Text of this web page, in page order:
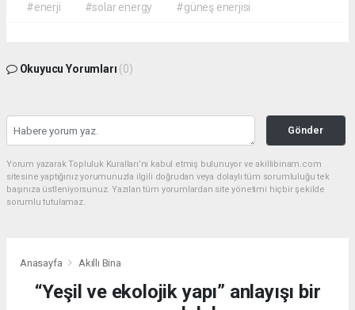
#enerji #solar energy #güneş enerjisi
Okuyucu Yorumları (0)
Gönder
Yorum yazarak Topluluk Kuralları’nı kabul etmiş bulunuyor ve akillibinam.com
sitesine yaptığınız yorumunuzla ilgili doğrudan veya dolaylı tüm sorumluluğu tek
başınıza üstleniyorsunuz. Yazılan tüm yorumlardan site yönetimi hiçbir şekilde
sorumlu tutulamaz.
Anasayfa Akıllı Bina
“Yeşil ve ekolojik yapı” anlayışı bir